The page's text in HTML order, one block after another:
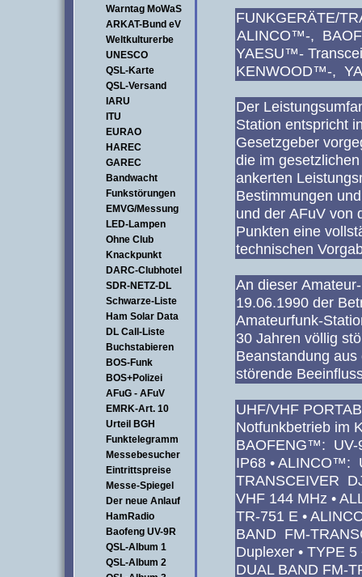
Warntag MoWaS
ARKAT-Bund eV
Weltkulturerbe
UNESCO
QSL-Karte
QSL-Versand
IARU
ITU
EURAO
HAREC
GAREC
Bandwacht
Funkstörungen
EMVG/Messung
LED-Lampen
Ohne Club
Knackpunkt
DARC-Clubhotel
SDR-NETZ-DL
Schwarze-Liste
Ham Solar Data
DL Call-Liste
Buchstabieren
BOS-Funk
BOS+Polizei
AFuG - AFuV
EMRK-Art. 10
Urteil BGH
Funktelegramm
Messebesucher
Eintrittspreise
Messe-Spiegel
Der neue Anlauf
HamRadio
Baofeng UV-9R
QSL-Album 1
QSL-Album 2
ALINCO™-,
YAESU™-
KENWOOD™-,
Der
Station entspricht
Gesetzgeber
die im
ankerten
Bestimmungen
und der AFuV von
Punkten eine
technischen
An dieser
19.06.1990 der
Amateurfunk-
30 Jahren völlig
Beanstandung
störende
UHF/VHF
Notfunkbetrieb im
BAOFENG™: UV-
IP68 • ALINCO™:
TRANSCEIVER
VHF 144 MHz •
TR-751 E •
BAND FM-
Duplexer • TYPE
DUAL BAND FM-